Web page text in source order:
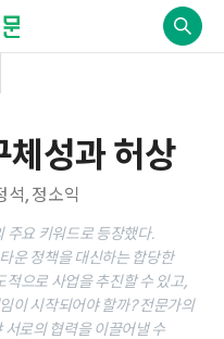
체성과 허상
석, 정소익
주요 키워드로 등장했다.
운 정책을 대신하는 합당한
적으로 사업을 추진할 수 있고,
이 시작되어야 할까? 전문가의
서로의 협력을 이끌어낼 수